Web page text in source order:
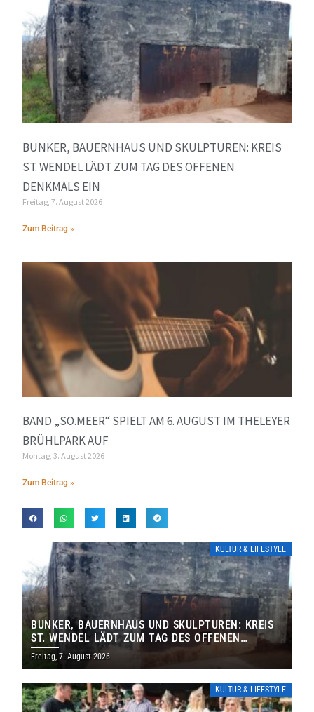
BUNKER, BAUERNHAUS UND SKULPTUREN: KREIS
ST. WENDEL LÄDT ZUM TAG DES OFFENEN
DENKMALS EIN
Freitag, 7. August 2026
Zum Beitrag »
BAND „SO.MEER“ SPIELT AM 6. AUGUST IM THELEYER
BRÜHLPARK AUF
Montag, 3. August 2026
Zum Beitrag »
KULTUR & LIFESTYLE
BUNKER, BAUERNHAUS UND SKULPTUREN: KREIS
ST. WENDEL LÄDT ZUM TAG DES OFFENEN
DENKMALS EIN
Freitag, 7. August 2026
KULTUR & LIFESTYLE